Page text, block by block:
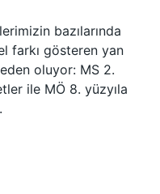
bazılarında
farkı gösteren yan
oluyor: MS 2.
ile MÖ 8. yüzyıla